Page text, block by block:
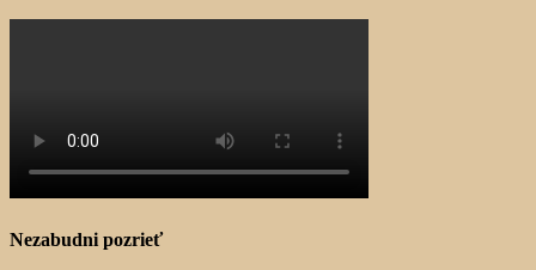
Nezabudni pozrieť